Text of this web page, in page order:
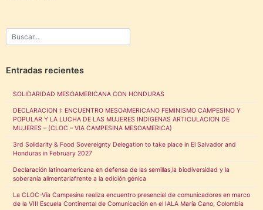
Entradas recientes
SOLIDARIDAD MESOAMERICANA CON HONDURAS
DECLARACION I: ENCUENTRO MESOAMERICANO FEMINISMO CAMPESINO Y
POPULAR Y LA LUCHA DE LAS MUJERES INDIGENAS ARTICULACION DE
MUJERES – (CLOC – VIA CAMPESINA MESOAMERICA)
3rd Solidarity & Food Sovereignty Delegation to take place in El Salvador and
Honduras in February 2027
Declaración latinoamericana en defensa de las semillas,la biodiversidad y la
soberanía alimentariafrente a la edición génica
La CLOC-Vía Campesina realiza encuentro presencial de comunicadores en marco
de la VIII Escuela Continental de Comunicación en el IALA María Cano, Colombia